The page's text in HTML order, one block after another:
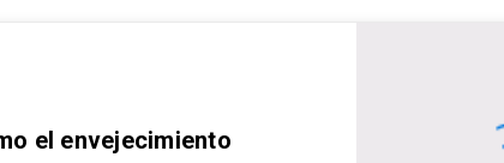
el envejecimiento